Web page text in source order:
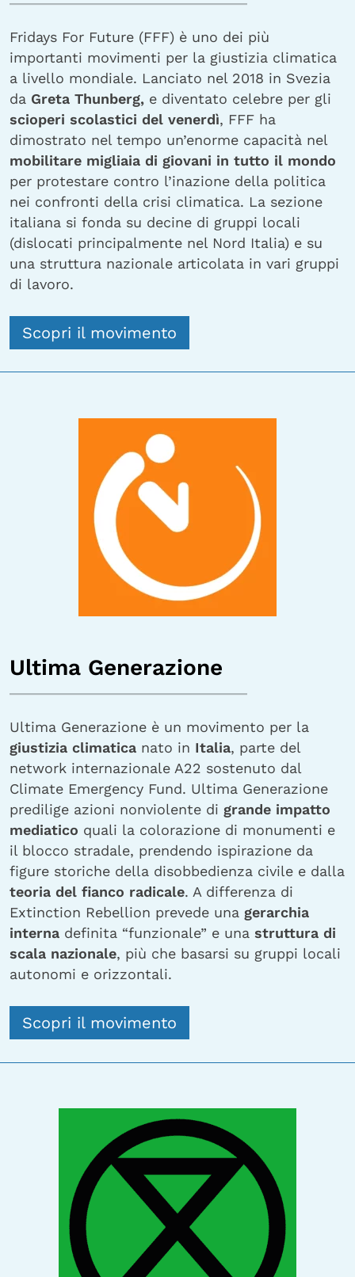
Fridays For Future (FFF) è uno dei più
importanti movimenti per la giustizia climatica
a livello mondiale. Lanciato nel 2018 in Svezia
da Greta Thunberg, e diventato celebre per gli
scioperi scolastici del venerdì, FFF ha
dimostrato nel tempo un’enorme capacità nel
mobilitare migliaia di giovani in tutto il mondo
per protestare contro l’inazione della politica
nei confronti della crisi climatica. La sezione
italiana si fonda su decine di gruppi locali
(dislocati principalmente nel Nord Italia) e su
una struttura nazionale articolata in vari gruppi
di lavoro.
Scopri il movimento
Ultima Generazione
Ultima Generazione è un movimento per la
giustizia climatica nato in Italia, parte del
network internazionale A22 sostenuto dal
Climate Emergency Fund. Ultima Generazione
predilige azioni nonviolente di grande impatto
mediatico quali la colorazione di monumenti e
il blocco stradale, prendendo ispirazione da
figure storiche della disobbedienza civile e dalla
teoria del fianco radicale. A differenza di
Extinction Rebellion prevede una gerarchia
interna definita “funzionale” e una struttura di
scala nazionale, più che basarsi su gruppi locali
autonomi e orizzontali.
Scopri il movimento